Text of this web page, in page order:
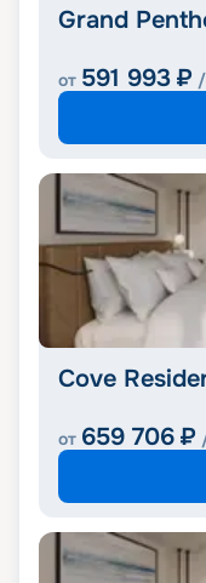
Grand
от 591 993 ₽
Cove
от 659 706 ₽